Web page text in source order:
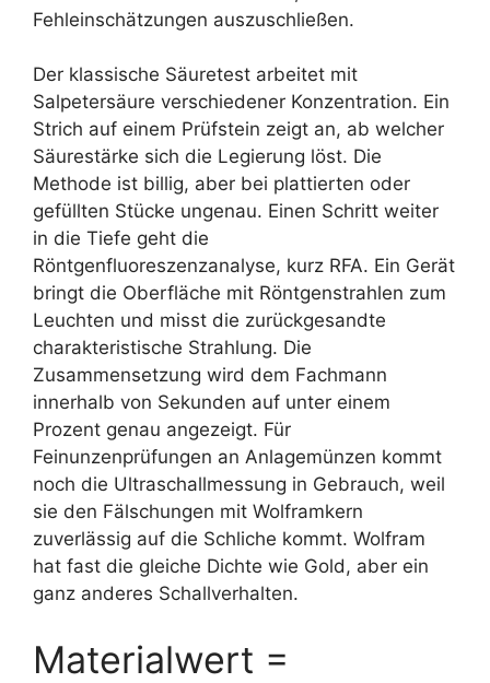
Fehleinschätzungen auszuschließen.
Der klassische Säuretest arbeitet mit
Salpetersäure verschiedener Konzentration. Ein
Strich auf einem Prüfstein zeigt an, ab welcher
Säurestärke sich die Legierung löst. Die
Methode ist billig, aber bei plattierten oder
gefüllten Stücke ungenau. Einen Schritt weiter
in die Tiefe geht die
Röntgenfluoreszenzanalyse, kurz RFA. Ein Gerät
bringt die Oberfläche mit Röntgenstrahlen zum
Leuchten und misst die zurückgesandte
charakteristische Strahlung. Die
Zusammensetzung wird dem Fachmann
innerhalb von Sekunden auf unter einem
Prozent genau angezeigt. Für
Feinunzenprüfungen an Anlagemünzen kommt
noch die Ultraschallmessung in Gebrauch, weil
sie den Fälschungen mit Wolframkern
zuverlässig auf die Schliche kommt. Wolfram
hat fast die gleiche Dichte wie Gold, aber ein
ganz anderes Schallverhalten.
Materialwert =